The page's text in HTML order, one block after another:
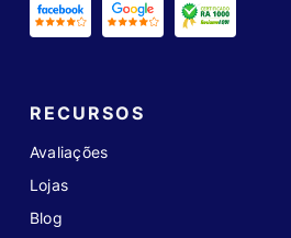
RECURSOS
Avaliações
Lojas
Blog